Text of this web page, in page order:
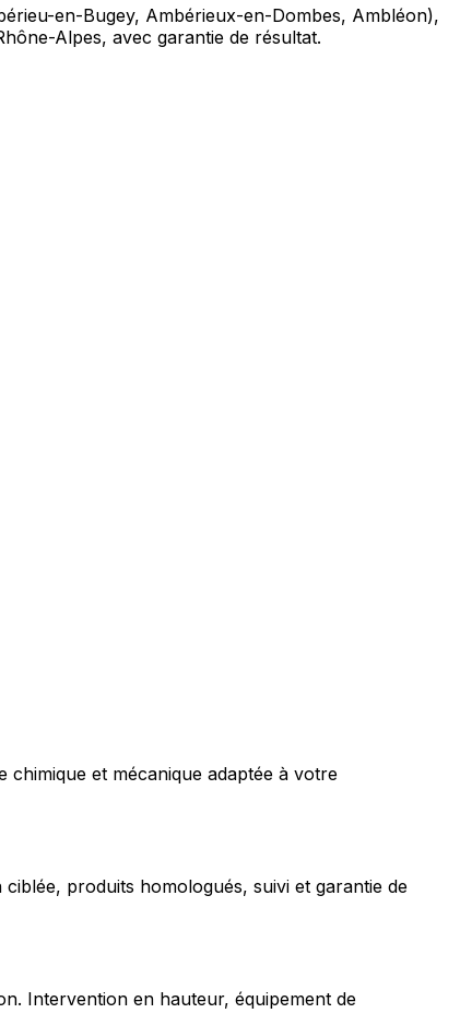
en-Bugey, Ambérieux-en-Dombes, Ambléon),
Alpes, avec garantie de résultat.
et mécanique adaptée à votre
produits homologués, suivi et garantie de
Intervention en hauteur, équipement de